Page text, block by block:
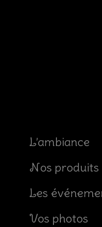
L’ambiance
Nos produits
Les
Vos photos